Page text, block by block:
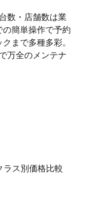
数・店舗数は業
簡単操作で予約
まで多種多彩。
万全のメンテナ
ラス別価格比較